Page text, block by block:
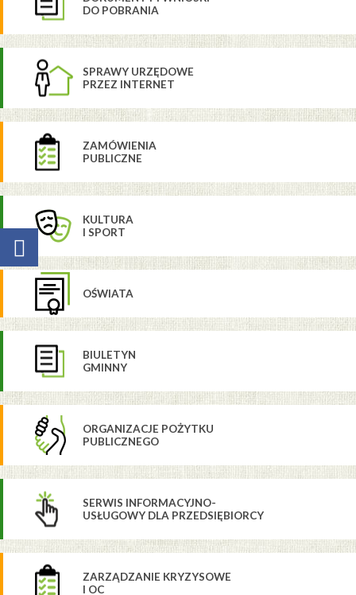
DO POBRANIA
SPRAWY URZĘDOWE
PRZEZ INTERNET
ZAMÓWIENIA
PUBLICZNE
KULTURA
I SPORT
OŚWIATA
BIULETYN
GMINNY
ORGANIZACJE POŻYTKU
PUBLICZNEGO
SERWIS INFORMACYJNO-
USŁUGOWY DLA PRZEDSIĘBIORCY
ZARZĄDZANIE KRYZYSOWE
I OC